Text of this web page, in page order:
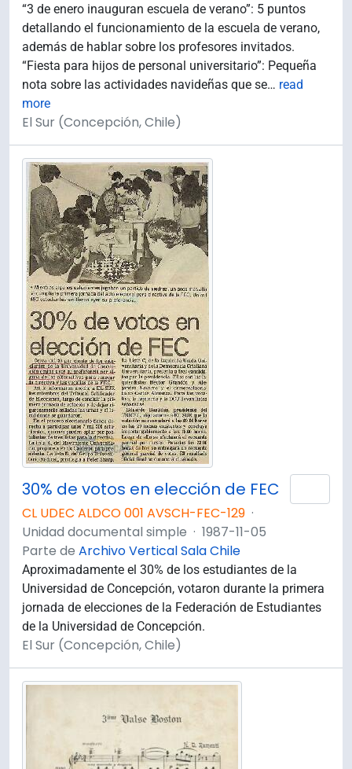
“3 de enero inauguran escuela de verano”: 5 puntos
detallando el funcionamiento de la escuela de verano,
además de hablar sobre los profesores invitados.
“Fiesta para hijos de personal universitario”: Pequeña
nota sobre las actividades navideñas que se… read
more
El Sur (Concepción, Chile)
30% de votos en elección de FEC
CL UDEC ALDCO 001 AVSCH-FEC-129 ·
Unidad documental simple · 1987-11-05
Parte de Archivo Vertical Sala Chile
Aproximadamente el 30% de los estudiantes de la
Universidad de Concepción, votaron durante la primera
jornada de elecciones de la Federación de Estudiantes
de la Universidad de Concepción.
El Sur (Concepción, Chile)